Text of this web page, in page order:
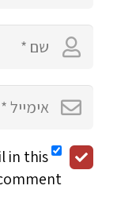
in this